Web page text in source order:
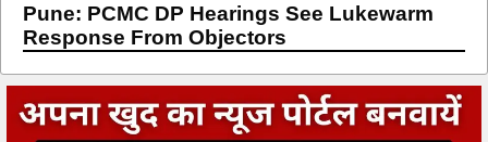
Pune: PCMC DP Hearings See Lukewarm
Response From Objectors